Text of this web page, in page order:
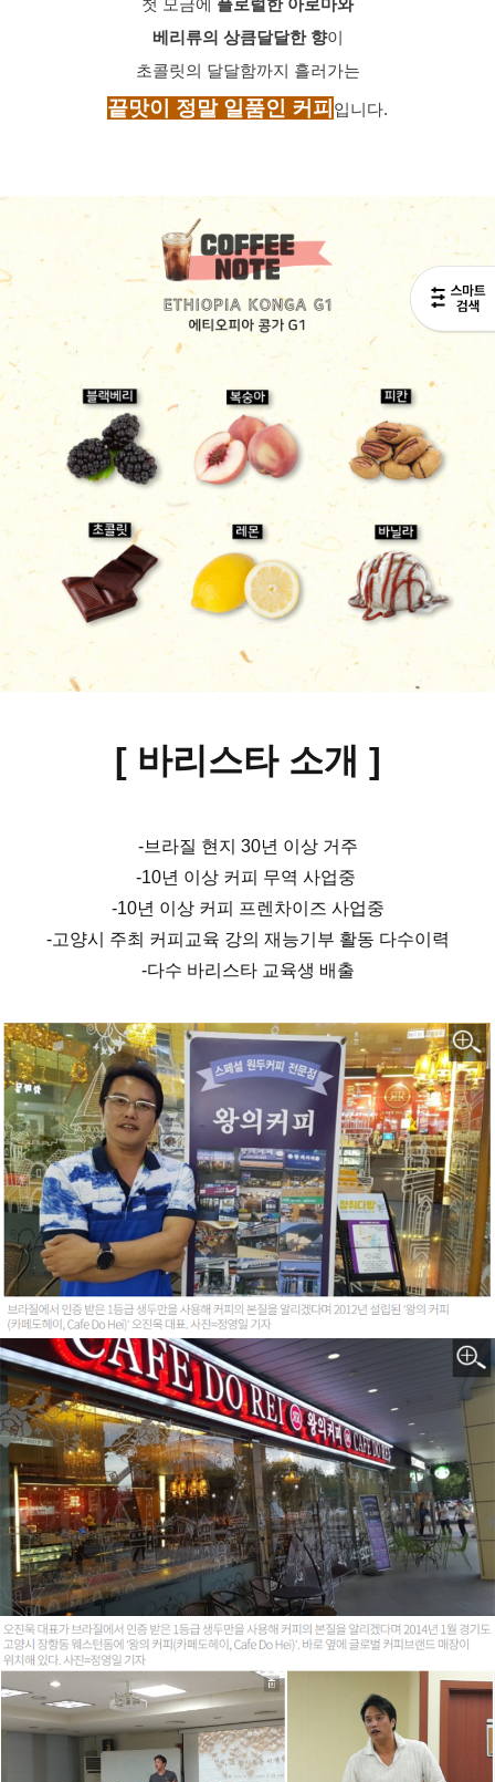
첫 모금에 플로럴한 아로마와
베리류의 상큼달달한 향이
초콜릿의 달달함까지 흘러가는
끝맛이 정말 일품인 커피 입니다.
[ 바리스타 소개 ]
-브라질 현지 30년 이상 거주
-10년 이상 커피 무역 사업중
-10년 이상 커피 프렌차이즈 사업중
-고양시 주최 커피교육 강의 재능기부 활동 다수이력
-다수 바리스타 교육생 배출